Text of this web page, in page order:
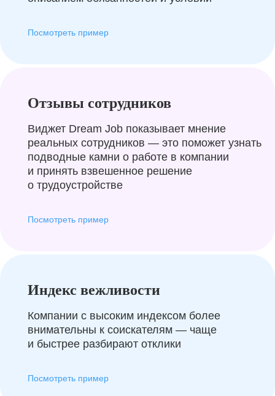
Посмотреть пример
Отзывы сотрудников
Виджет Dream Job показывает мнение
реальных сотрудников — это поможет узнать
подводные камни о работе в компании
и принять взвешенное решение
о трудоустройстве
Посмотреть пример
Индекс вежливости
Компании с высоким индексом более
внимательны к соискателям — чаще
и быстрее разбирают отклики
Посмотреть пример